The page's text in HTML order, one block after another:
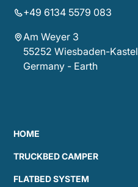
+49 6134 5579 083
Am Weyer 3
55252 Wiesbaden-Kastel
Germany - Earth
HOME
TRUCKBED CAMPER
FLATBED SYSTEM